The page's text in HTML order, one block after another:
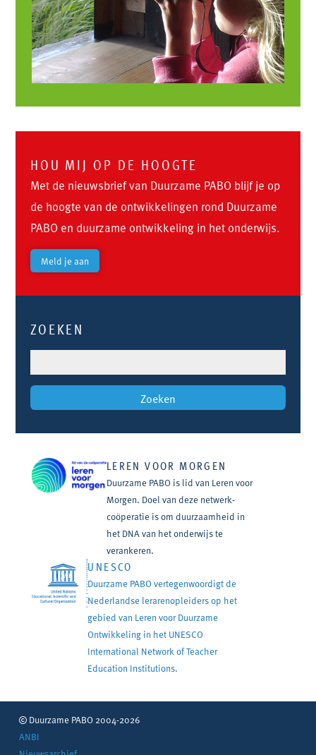
HOU MIJ OP DE HOOGTE
Met de nieuwsbrief van Duurzame PABO blijf je op
de hoogte van de ontwikkelingen rond Duurzame
PABO en duurzame ontwikkeling in het onderwijs.
Meld je aan
ZOEKEN
LEREN VOOR MORGEN
Duurzame PABO is lid van Leren voor
Morgen. Doel van deze netwerk-
coöperatie is om duurzaamheid in
het DNA van het onderwijs te
verankeren.
UNESCO
Duurzame PABO vertegenwoordigt de
Nederlandse lerarenopleiders op het
gebied van Leren voor Duurzame
Ontwikkeling in het UNESCO
International Network of Teacher
Education Institutions.
Duurzame PABO 2004-2026
ANBI